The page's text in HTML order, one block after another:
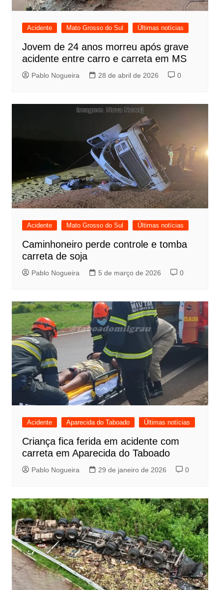
Acidente Mato Grosso do Sul Últimas notícias
Jovem de 24 anos morreu após grave
acidente entre carro e carreta em MS
Pablo Nogueira 28 de abril de 2026 0
Acidente Mato Grosso do Sul Últimas notícias
Caminhoneiro perde controle e tomba
carreta de soja
Pablo Nogueira 5 de março de 2026 0
Acidente Aparecida do Taboado Últimas notícias
Criança fica ferida em acidente com
carreta em Aparecida do Taboado
Pablo Nogueira 29 de janeiro de 2026 0